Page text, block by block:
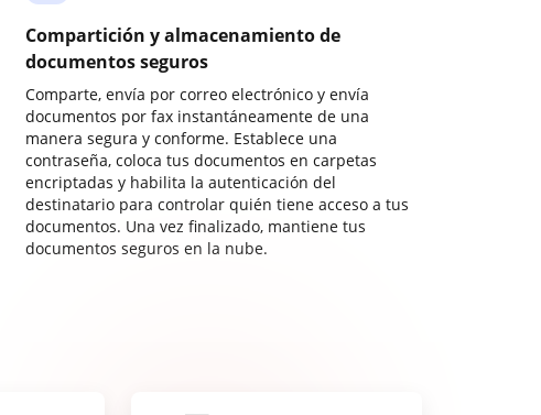
Compartición y almacenamiento de
documentos seguros
Comparte, envía por correo electrónico y envía
documentos por fax instantáneamente de una
manera segura y conforme. Establece una
contraseña, coloca tus documentos en carpetas
encriptadas y habilita la autenticación del
destinatario para controlar quién tiene acceso a tus
documentos. Una vez finalizado, mantiene tus
documentos seguros en la nube.